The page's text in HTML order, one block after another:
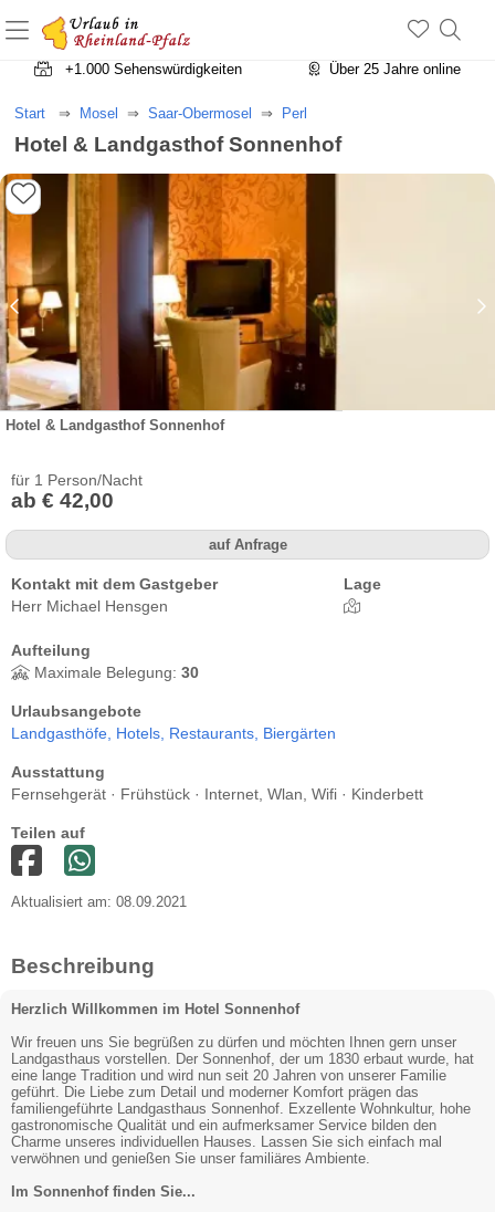
+1.500 Unterkünfte in Rheinland-Pfalz
+1.000 Sehenswürdigkeiten
Über 25 Jahre online
Start Mosel Saar-Obermosel Perl
Hotel & Landgasthof Sonnenhof
Hotel & Landgasthof Sonnenhof
für 1 Person/Nacht
ab € 42,00
auf Anfrage
Kontakt mit dem Gastgeber
Herr Michael Hensgen
Lage
Aufteilung
Maximale Belegung: 30
Urlaubsangebote
Landgasthöfe, Hotels, Restaurants, Biergärten
Ausstattung
Fernsehgerät · Frühstück · Internet, Wlan, Wifi · Kinderbett
Teilen auf
Aktualisiert am: 08.09.2021
Beschreibung
Herzlich Willkommen im Hotel Sonnenhof
Wir freuen uns Sie begrüßen zu dürfen und möchten Ihnen gern unser
Landgasthaus vorstellen. Der Sonnenhof, der um 1830 erbaut wurde, hat
eine lange Tradition und wird nun seit 20 Jahren von unserer Familie
geführt. Die Liebe zum Detail und moderner Komfort prägen das
familiengeführte Landgasthaus Sonnenhof. Exzellente Wohnkultur, hohe
gastronomische Qualität und ein aufmerksamer Service bilden den
Charme unseres individuellen Hauses. Lassen Sie sich einfach mal
verwöhnen und genießen Sie unser familiäres Ambiente.
Im Sonnenhof finden Sie...